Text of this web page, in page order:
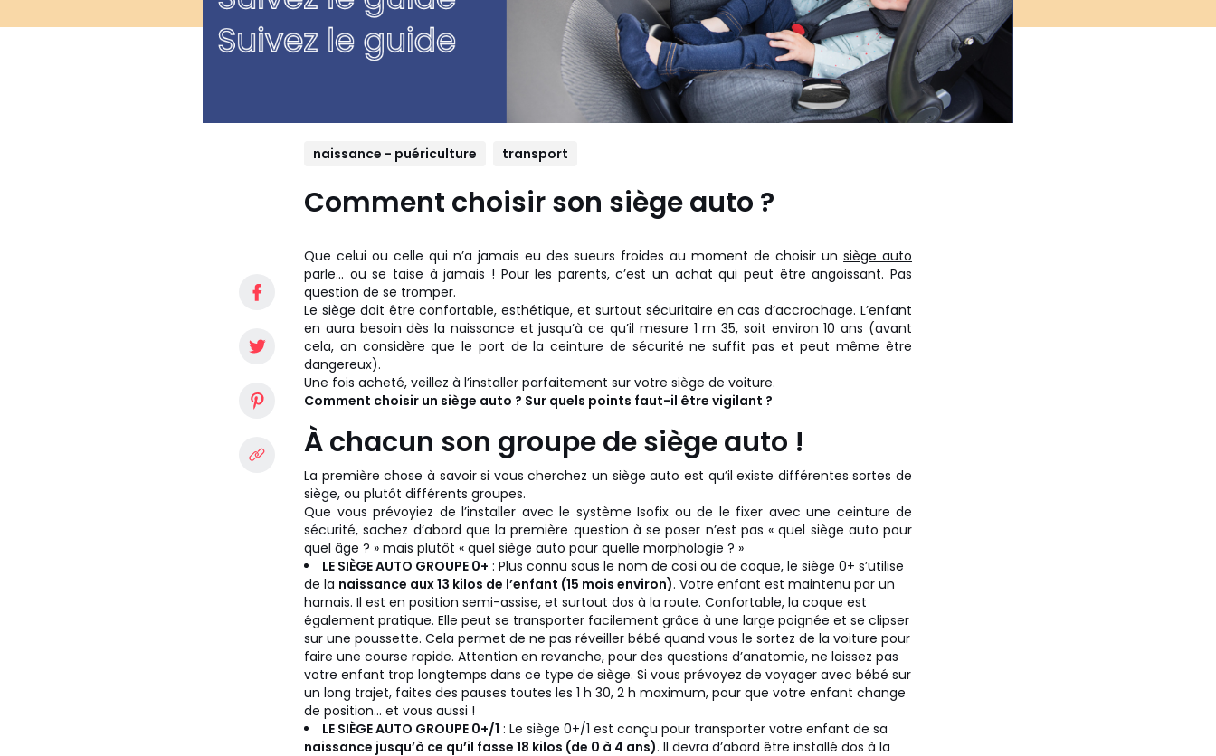
naissance - puériculture transport
Comment choisir son siège auto ?
Que celui ou celle qui n’a jamais eu des sueurs froides au moment de choisir unsiège auto
parle... ou se taise à jamais ! Pour les parents, c’est un achat qui peut être angoissant. Pas
question de se tromper.
Le siège doit être confortable, esthétique, et surtout sécuritaire en cas d’accrochage. L’enfant
en aura besoin dès la naissance et jusqu’à ce qu’il mesure 1 m 35, soit environ 10 ans (avant
cela, on considère que le port de la ceinture de sécurité ne suffit pas et peut même être
dangereux).
Une fois acheté, veillez à l’installer parfaitement sur votre siège de voiture.
Comment choisir un siège auto ? Sur quels points faut-il être vigilant ?
À chacun son groupe de siège auto !
La première chose à savoir si vous cherchez un siège auto est qu’il existe différentes sortes de
siège, ou plutôt différents groupes.
Que vous prévoyiez de l’installer avec le système Isofix ou de le fixer avec une ceinture de
sécurité, sachez d’abord que la première question à se poser n’est pas « quel siège auto pour
quel âge ? » mais plutôt « quel siège auto pour quelle morphologie ? »
LE SIÈGE AUTO GROUPE 0+ : Plus connu sous le nom de cosi ou de coque, le siège 0+ s’utilise
de la naissance aux 13 kilos de l’enfant (15 mois environ). Votre enfant est maintenu par un
harnais. Il est en position semi-assise, et surtout dos à la route. Confortable, la coque est
également pratique. Elle peut se transporter facilement grâce à une large poignée et se clipser
sur une poussette. Cela permet de ne pas réveiller bébé quand vous le sortez de la voiture pour
faire une course rapide. Attention en revanche, pour des questions d’anatomie, ne laissez pas
votre enfant trop longtemps dans ce type de siège. Si vous prévoyez de voyager avec bébé sur
un long trajet, faites des pauses toutes les 1 h 30, 2 h maximum, pour que votre enfant change
de position... et vous aussi !
LE SIÈGE AUTO GROUPE 0+/1 : Le siège 0+/1 est conçu pour transporter votre enfant de sa
naissance jusqu’à ce qu’il fasse 18 kilos (de 0 à 4 ans). Il devra d’abord être installé dos à la